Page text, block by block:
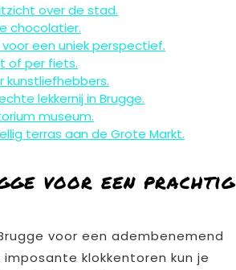
over de stad.
chocolatier.
een uniek perspectief.
of per fiets.
kunstliefhebbers.
lekkernij in Brugge.
museum.
terras aan de Grote Markt.
voor een prachtig
voor een adembenemend
klokkentoren kun je